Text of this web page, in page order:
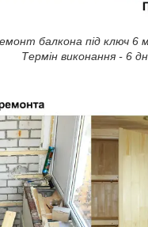
балкона під ключ 6
Термін виконання - 6